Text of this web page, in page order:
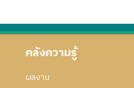
คลังความรู้
ผลงาน